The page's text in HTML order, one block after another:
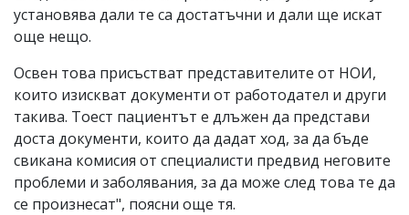
установява дали те са достатъчни и дали ще искат
още нещо.
Освен това присъстват представителите от НОИ,
които изискват документи от работодател и други
такива. Тоест пациентът е длъжен да представи
доста документи, които да дадат ход, за да бъде
свикана комисия от специалисти предвид неговите
проблеми и заболявания, за да може след това те да
се произнесат", поясни още тя.